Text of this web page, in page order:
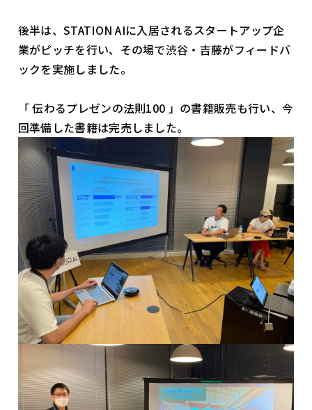
後半は、STATION AIに入居されるスタートアップ企
業がピッチを行い、その場で渋谷・吉藤がフィードバ
ックを実施しました。
「 伝わるプレゼンの法則100 」の書籍販売も行い、今
回準備した書籍は完売しました。